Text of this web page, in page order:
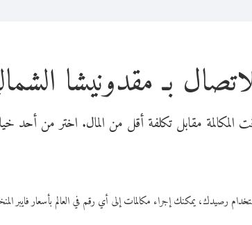
بـ مقدونيشا